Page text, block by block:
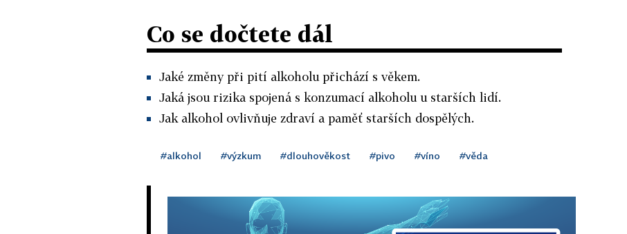
Co se dočtete dál
Jaké změny při pití alkoholu přichází s věkem.
Jaká jsou rizika spojená s konzumací alkoholu u starších lidí.
Jak alkohol ovlivňuje zdraví a paměť starších dospělých.
#alkohol #výzkum #dlouhověkost #pivo #víno #věda